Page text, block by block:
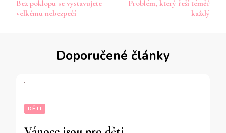
příspěvku
Bez poklopu se vystavujete
velkému nebezpečí
Problém, který řeší téměř
každý
Doporučené články
DĚTI